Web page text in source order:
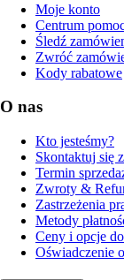
Moje konto
Centrum
Śledź
Zwróć
Kody rabatowe
O nas
Kto jesteśmy?
Skontaktuj się
Termin
Zwroty &
Zastrzeżenia
Metody
Ceny i opcje
Oświadczenie